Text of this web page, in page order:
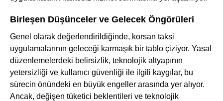
Birleşen Düşünceler ve Gelecek Öngörüleri
Genel olarak değerlendirildiğinde, korsan taksi
uygulamalarının geleceği karmaşık bir tablo çiziyor. Yasal
düzenlemelerdeki belirsizlik, teknolojik altyapının
yetersizliği ve kullanıcı güvenliği ile ilgili kaygılar, bu
sürecin önündeki en büyük engeller arasında yer alıyor.
Ancak, değişen tüketici beklentileri ve teknolojik